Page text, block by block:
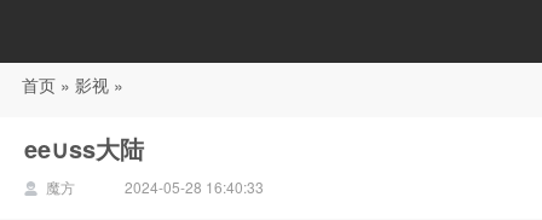
88影视
首页 » 影视 »
ee∪ss大陆
魔方 2024-05-28 16:40:33